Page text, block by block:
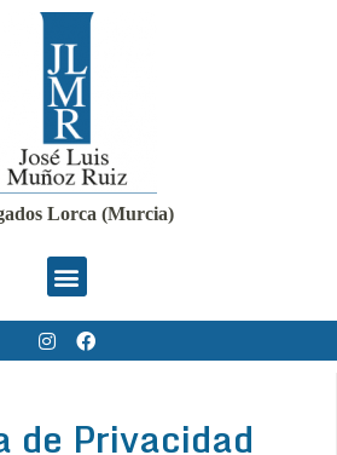
Lorca (Murcia)
de Privacidad